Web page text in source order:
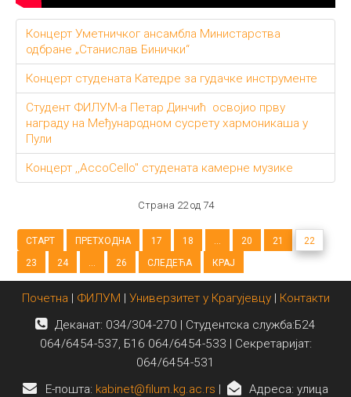
Концерт Уметничког ансамбла Министарства
одбране „Станислав Бинички“
Концерт студената Катедре за гудачке инструменте
Студент ФИЛУМ-а Петар Динчић освојио прву
награду на Међународном сусрету хармоникаша у
Пули
Концерт ,,AccoCello" студената камерне музике
Страна 22 од 74
СТАРТ ПРЕТХОДНА 17 18 20 21
22
23
24 26 СЛЕДЕЋА КРАЈ
Почетна | ФИЛУМ | Универзитет у Крагујевцу| Контакти
Деканат: 034/304-270 | Студентска служба:Б24
064/6454-537, Б16 064/6454-533 | Секретаријат:
064/6454-531
E-пошта: kabinet@filum.kg.ac.rs | Адреса: улица